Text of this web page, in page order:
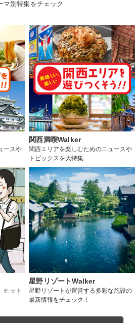
マ別特集をチェック
ースや
関西満喫Walker
関西エリアを楽しむためのニュースや
トピックスを大特集
ヒット
星野リゾートWalker
星野リゾートが運営する多彩な施設の
最新情報をチェック！